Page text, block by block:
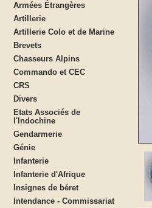
Armées Étrangères
Artillerie
Artillerie Colo et de Marine
Brevets
Chasseurs Alpins
Commando et CEC
CRS
Divers
Etats Associés de
l'Indochine
Gendarmerie
Génie
Infanterie
Infanterie d'Afrique
Insignes de béret
Intendance - Commissariat